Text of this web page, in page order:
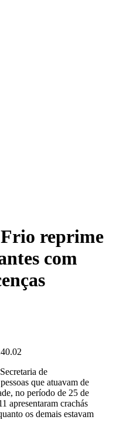
reprime
com
de
que atuavam de
no período de 25 de
apresentaram crachás
os demais estavam